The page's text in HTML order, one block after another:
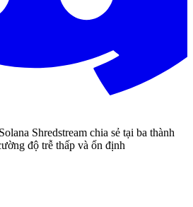
Shredstream chia sẻ tại ba thành
độ trễ thấp và ổn định